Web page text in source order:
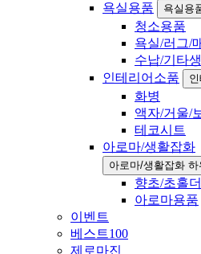
욕실용품 욕실용
청소용품
욕실/러그/
수납/기타
인테리어소품
화병
액자/거울/
테코시트
아로마/생활잡화
아로마/생활잡화 하
향초/초홀더
아로마용품
이벤트
베스트100
제로마진